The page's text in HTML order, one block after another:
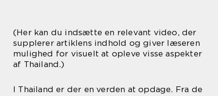
(Her kan du indsætte en relevant video, der
supplerer artiklens indhold og giver læseren
mulighed for visuelt at opleve visse aspekter
af Thailand.)
I Thailand er der en verden at opdage. Fra de